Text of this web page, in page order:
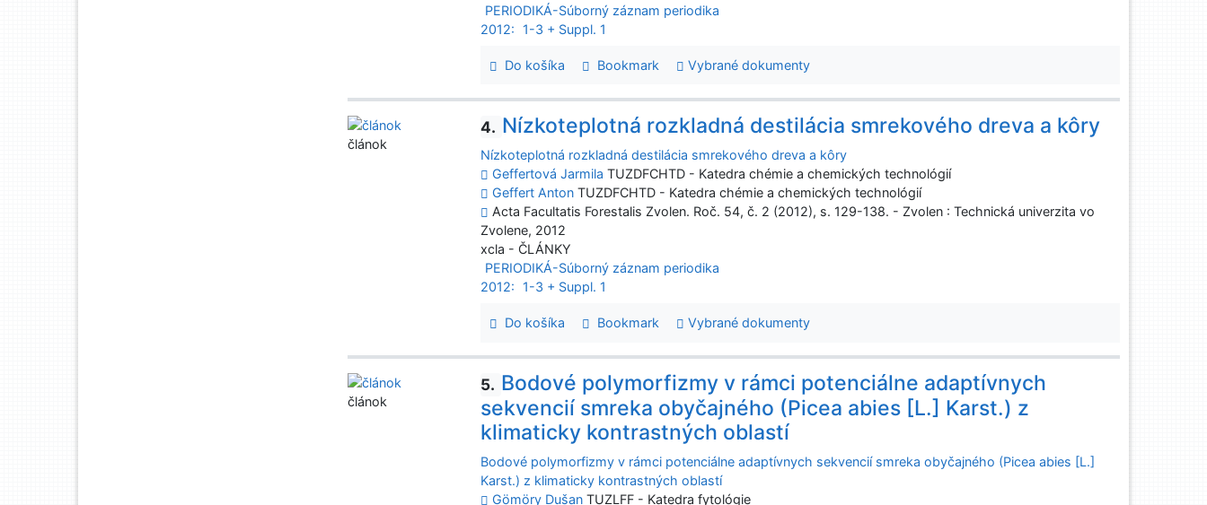
PERIODIKÁ-Súborný záznam periodika
2012:
1-3 + Suppl. 1
Do košíka Bookmark Vybrané dokumenty
4. Nízkoteplotná rozkladná destilácia smrekového dreva a kôry
Nízkoteplotná rozkladná destilácia smrekového dreva a kôry
Geffertová Jarmila TUZDFCHTD - Katedra chémie a chemických technológií
Geffert Anton TUZDFCHTD - Katedra chémie a chemických technológií
Acta Facultatis Forestalis Zvolen. Roč. 54, č. 2 (2012), s. 129-138. - Zvolen : Technická univerzita vo
Zvolene, 2012
xcla - ČLÁNKY
PERIODIKÁ-Súborný záznam periodika
2012:
1-3 + Suppl. 1
Do košíka Bookmark Vybrané dokumenty
článok
5. Bodové polymorfizmy v rámci potenciálne adaptívnych
sekvencií smreka obyčajného (Picea abies [L.] Karst.) z
klimaticky kontrastných oblastí
Bodové polymorfizmy v rámci potenciálne adaptívnych sekvencií smreka obyčajného (Picea abies [L.]
Karst.) z klimaticky kontrastných oblastí
Gömöry Dušan TUZLFF - Katedra fytológie
článok